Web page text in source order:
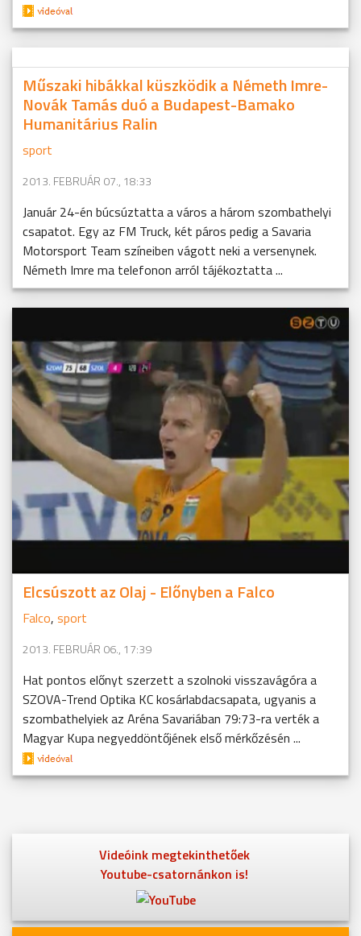
Műszaki hibákkal küszködik a Németh Imre-
Novák Tamás duó a Budapest-Bamako
Humanitárius Ralin
sport
2013. FEBRUÁR 07., 18:33
Január 24-én búcsúztatta a város a három szombathelyi
csapatot. Egy az FM Truck, két páros pedig a Savaria
Motorsport Team színeiben vágott neki a versenynek.
Németh Imre ma telefonon arról tájékoztatta ...
Elcsúszott az Olaj - Előnyben a Falco
Falco, sport
2013. FEBRUÁR 06., 17:39
Hat pontos előnyt szerzett a szolnoki visszavágóra a
SZOVA-Trend Optika KC kosárlabdacsapata, ugyanis a
szombathelyiek az Aréna Savariában 79:73-ra verték a
Magyar Kupa negyeddöntőjének első mérkőzésén ...
Videóink megtekinthetőek
Youtube-csatornánkon is!